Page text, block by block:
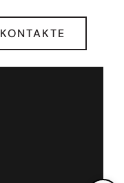
KONTAKTE